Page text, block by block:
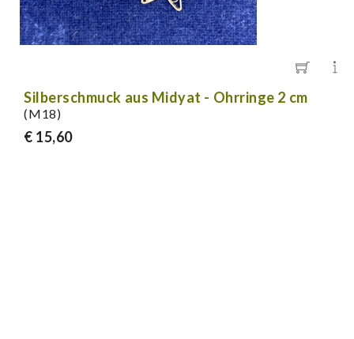
Silberschmuck aus Midyat - Ohrringe 2 cm
(M18)
€ 15,60